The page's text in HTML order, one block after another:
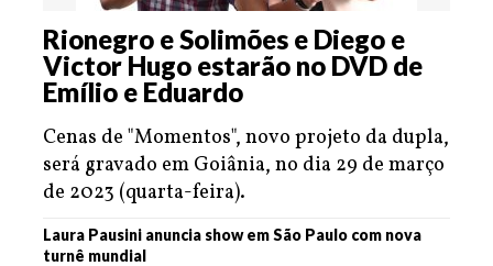
Rionegro e Solimões e Diego e
Victor Hugo estarão no DVD de
Emílio e Eduardo
Cenas de "Momentos", novo projeto da dupla,
será gravado em Goiânia, no dia 29 de março
de 2023 (quarta-feira).
Laura Pausini anuncia show em São Paulo com nova
turnê mundial